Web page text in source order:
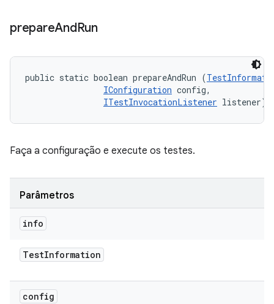
prepareAndRun
public static boolean prepareAndRun (
IConfiguration config,
ITestInvocationListener listener)
Faça a configuração e execute os testes.
Parâmetros
info
TestInformation
config